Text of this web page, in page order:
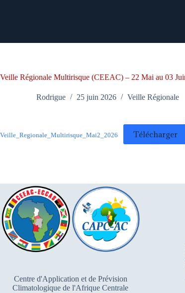
Veille Régionale Multirisque (CEEAC) – 22 Mai au 03
Rodrigue 25 juin 2026 Veille Régionale
Veille_Regionale_Multirisque_Mai2_2026 Télécharger
Centre d'Application et de Prévision
Climatologique de l'Afrique Centrale